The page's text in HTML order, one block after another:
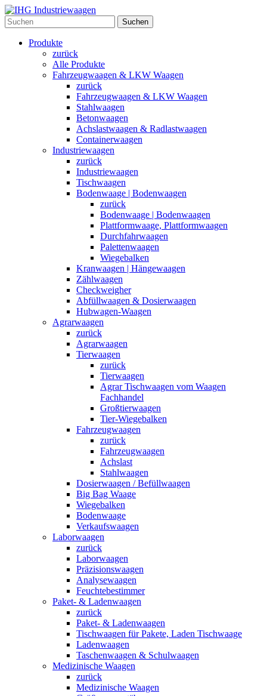
Suchen
Produkte
zurück
Alle Produkte
Fahrzeugwaagen & LKW Waagen
zurück
Fahrzeugwaagen & LKW Waagen
Stahlwaagen
Betonwaagen
Achslastwaagen & Radlastwaagen
Containerwaagen
Industriewaagen
zurück
Industriewaagen
Tischwaagen
Bodenwaage | Bodenwaagen
zurück
Bodenwaage | Bodenwaagen
Plattformwaage, Plattformwaagen
Durchfahrwaagen
Palettenwaagen
Wiegebalken
Kranwaagen | Hängewaagen
Zählwaagen
Checkweigher
Abfüllwaagen & Dosierwaagen
Hubwagen-Waagen
Agrarwaagen
zurück
Agrarwaagen
Tierwaagen
zurück
Tierwaagen
Agrar Tischwaagen vom Waagen
Fachhandel
Großtierwaagen
Tier-Wiegebalken
Fahrzeugwaagen
zurück
Fahrzeugwaagen
Achslast
Stahlwaagen
Dosierwaagen / Befüllwaagen
Big Bag Waage
Wiegebalken
Bodenwaage
Verkaufswaagen
Laborwaagen
zurück
Laborwaagen
Präzisionswaagen
Analysewaagen
Feuchtebestimmer
Paket- & Ladenwaagen
zurück
Paket- & Ladenwaagen
Tischwaagen für Pakete, Laden Tischwaage
Ladenwaagen
Taschenwaagen & Schulwaagen
Medizinische Waagen
zurück
Medizinische Waagen